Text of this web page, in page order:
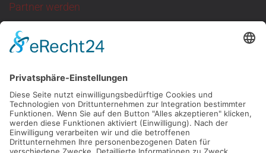
Partner werden
Sie suchen eine
ganzjährige Anlaufstelle
mit neutraler Atmosphäre?
Dann melden Sie
sich bei uns!
KONTAKT